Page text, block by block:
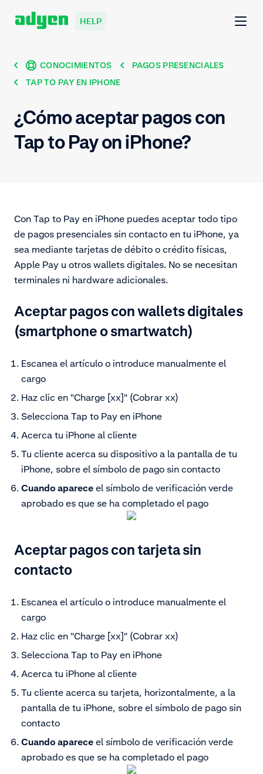
HELP
CONOCIMIENTOS
PAGOS PRESENCIALES
TAP TO PAY EN IPHONE
¿Cómo aceptar pagos con
Tap to Pay on iPhone?
Con Tap to Pay en iPhone puedes aceptar todo tipo
de pagos presenciales sin contacto en tu iPhone, ya
sea mediante tarjetas de débito o crédito físicas,
Apple Pay u otros wallets digitales. No se necesitan
terminales ni hardware adicionales.
Aceptar pagos con wallets digitales
(smartphone o smartwatch)
Escanea el artículo o introduce manualmente el
cargo
Haz clic en "Charge [xx]" (Cobrar xx)
Selecciona Tap to Pay en iPhone
Acerca tu iPhone al cliente
Tu cliente acerca su dispositivo a la pantalla de tu
iPhone, sobre el símbolo de pago sin contacto
Cuando aparece el símbolo de verificación verde
aprobado es que se ha completado el pago
Aceptar pagos con tarjeta sin
contacto
Escanea el artículo o introduce manualmente el
cargo
Haz clic en "Charge [xx]" (Cobrar xx)
Selecciona Tap to Pay en iPhone
Acerca tu iPhone al cliente
Tu cliente acerca su tarjeta, horizontalmente, a la
pantalla de tu iPhone, sobre el símbolo de pago sin
contacto
Cuando aparece el símbolo de verificación verde
aprobado es que se ha completado el pago